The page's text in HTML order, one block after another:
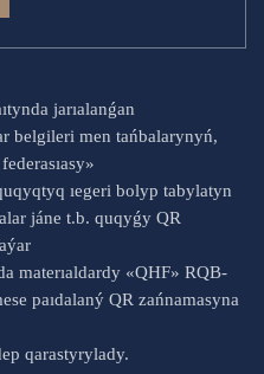
jarıalanǵan
belgileri men tańbalarynyń,
ıegeri bolyp tabylatyn
jáne t.b. quqyǵy QR
materıaldardy «QHF» RQB-
paıdalaný QR zańnamasyna
qarastyrylady.